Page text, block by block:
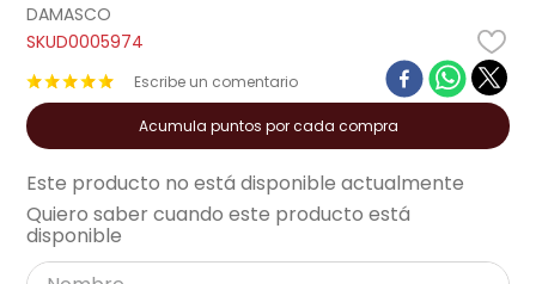
DAMASCO
D0005974
★★★★★
Acumula puntos por cada compra
Este producto no está disponible actualmente
Quiero saber cuando este producto está
disponible
5. ventilador
licuadora
7. televisor
neveras
9. aire-acondicionado
10. tv